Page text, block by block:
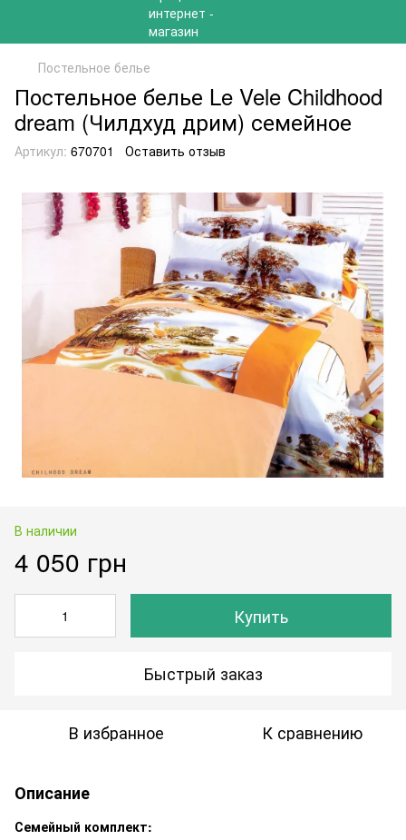
Постельное белье
Постельное белье Le Vele Childhood
dream (Чилдхуд дрим) семейное
Артикул: 670701 Оставить отзыв
В наличии
4 050 грн
Купить
Быстрый заказ
В избранное К сравнению
Описание
Семейный комплект: